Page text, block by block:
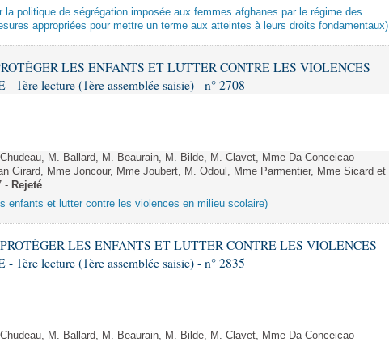
la politique de ségrégation imposée aux femmes afghanes par le régime des
appropriées pour mettre un terme aux atteintes à leurs droits fondamentaux)
LES ENFANTS ET LUTTER CONTRE LES VIOLENCES
1ère lecture (1ère assemblée saisie) - n° 2708
M. Ballard, M. Beaurain, M. Bilde, M. Clavet, Mme Da Conceicao
Girard, Mme Joncour, Mme Joubert, M. Odoul, Mme Parmentier, Mme Sicard et
- Rejeté
enfants et lutter contre les violences en milieu scolaire)
PROTÉGER LES ENFANTS ET LUTTER CONTRE LES VIOLENCES
1ère lecture (1ère assemblée saisie) - n° 2835
M. Ballard, M. Beaurain, M. Bilde, M. Clavet, Mme Da Conceicao